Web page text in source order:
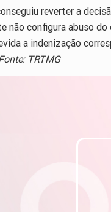
reverter a
configura abuso
a indenização
TRTMG